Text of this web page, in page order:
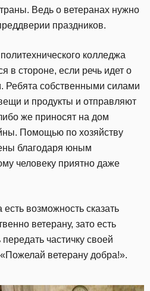
Ведь о ветеранах нужно
праздников.
колледжа
в стороне, если речь идет о
собственными силами
и продукты и отправляют
же приносят на дом
Помощью по хозяйству
благодаря юным
человеку приятно даже
возможность сказать
ветерану, зато есть
частичку своей
ветерану добра!».